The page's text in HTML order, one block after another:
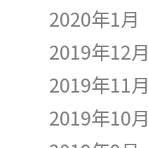
2020年1月
2019年12月
2019年11月
2019年10月